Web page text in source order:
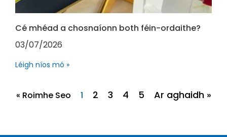
Cé mhéad a chosnaíonn both féin-ordaithe?
03/07/2026
Léigh níos mó »
« Roimhe Seo 1 2 3 4 5 Ar aghaidh »